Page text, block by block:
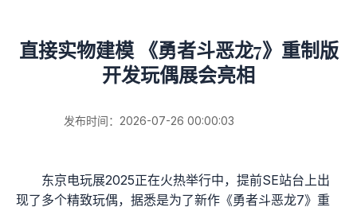
直接实物建模 《勇者斗恶龙7》重制版
开发玩偶展会亮相
发布时间：2026-07-26 00:00:03
东京电玩展2025正在火热举行中，提前SE站台上出
现了多个精致玩偶，据悉是为了新作《勇者斗恶龙7》重